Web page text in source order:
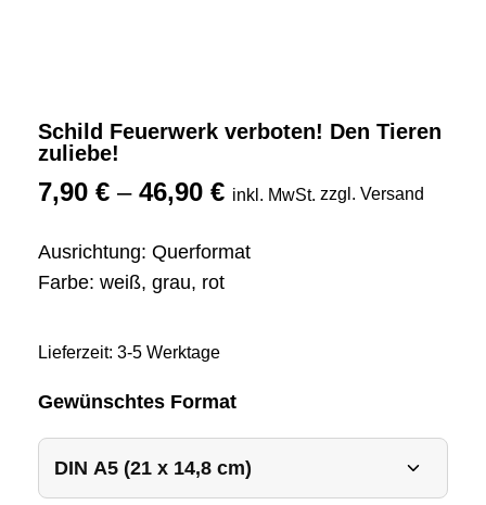
Schild Feuerwerk verboten! Den Tieren
zuliebe!
7,90 € – 46,90 € inkl. MwSt. zzgl. Versand
Ausrichtung: Querformat
Farbe: weiß, grau, rot
Lieferzeit: 3-5 Werktage
Gewünschtes Format